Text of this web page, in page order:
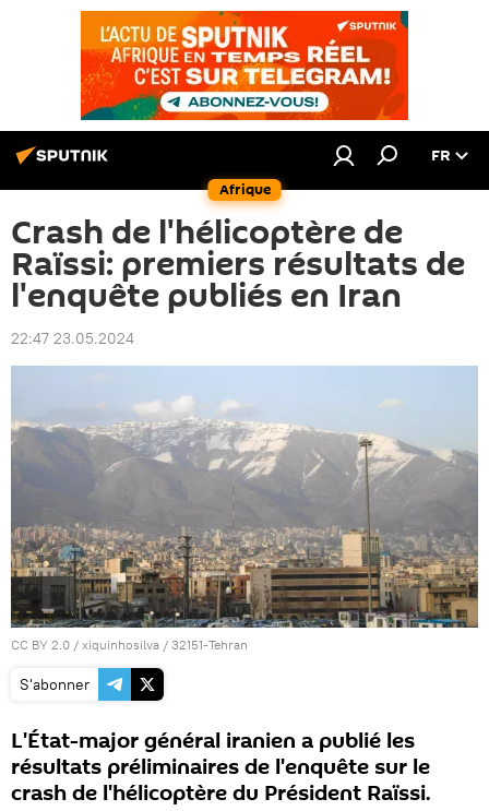
Afrique
FR
Crash de l'hélicoptère de
Raïssi: premiers résultats de
l'enquête publiés en Iran
22:47 23.05.2024
CC BY 2.0 / xiquinhosilva / 32151-Tehran
S'abonner
L'État-major général iranien a publié les
résultats préliminaires de l'enquête sur le
crash de l'hélicoptère du Président Raïssi.